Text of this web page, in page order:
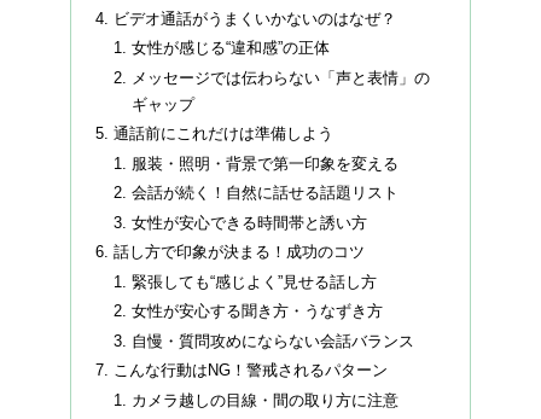
ビデオ通話がうまくいかないのはなぜ？
女性が感じる“違和感”の正体
メッセージでは伝わらない「声と表情」の
ギャップ
通話前にこれだけは準備しよう
服装・照明・背景で第一印象を変える
会話が続く！自然に話せる話題リスト
女性が安心できる時間帯と誘い方
話し方で印象が決まる！成功のコツ
緊張しても“感じよく”見せる話し方
女性が安心する聞き方・うなずき方
自慢・質問攻めにならない会話バランス
こんな行動はNG！警戒されるパターン
カメラ越しの目線・間の取り方に注意